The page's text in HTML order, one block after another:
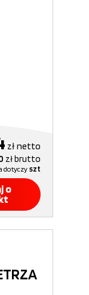
złnetto
złbrutto
dotyczyszt
o